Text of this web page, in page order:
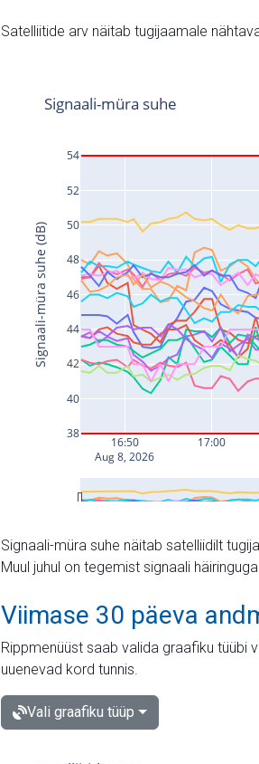
Satelliitide arv näitab tugijaamale
Signaali-müra suhe näitab satelliidilt
Muul juhul on tegemist signaali häiringuga.
Viimase 30 päeva
Rippmenüüst saab valida graafiku tüübi
uuenevad kord tunnis.
Vali graafiku tüüp